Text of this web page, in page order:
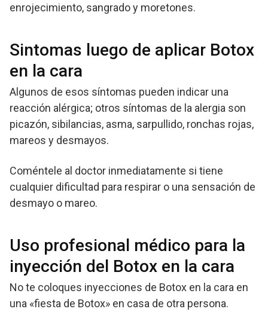
enrojecimiento, sangrado y moretones.
Sintomas luego de aplicar Botox
en la cara
Algunos de esos síntomas pueden indicar una
reacción alérgica; otros síntomas de la alergia son
picazón, sibilancias, asma, sarpullido, ronchas rojas,
mareos y desmayos.
Coméntele al doctor inmediatamente si tiene
cualquier dificultad para respirar o una sensación de
desmayo o mareo.
Uso profesional médico para la
inyección del Botox en la cara
No te coloques inyecciones de Botox en la cara en
una «fiesta de Botox» en casa de otra persona.